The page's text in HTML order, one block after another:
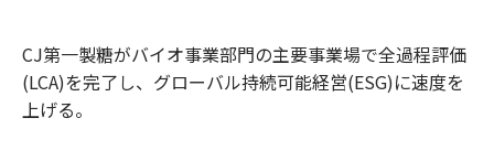
CJ第一製糖がバイオ事業部門の主要事業場で全過程評価
(LCA)を完了し、グローバル持続可能経営(ESG)に速度を
上げる。